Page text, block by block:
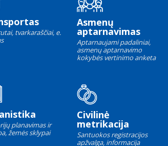
tvarkaraščiai, e.
Asmenų
aptarnavimas
Aptarnaujami padaliniai,
asmenų aptarnavimo
kokybės vertinimo anketa
planavimas ir
žemės sklypai
Civilinė
metrikacija
Santuokos registracijos
apžvalga, informacija